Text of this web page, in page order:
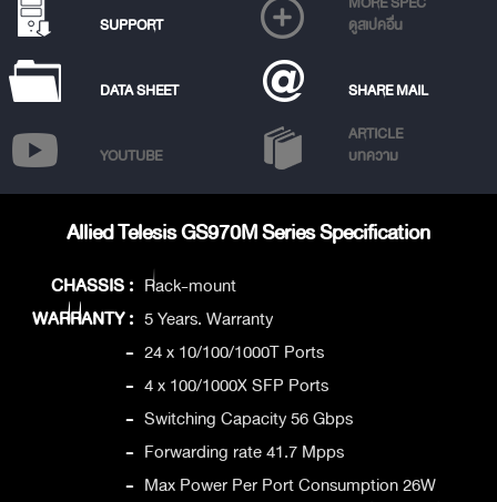
SUPPORT
ดูสเปคอื่น
DATA SHEET SHARE MAIL
YOUTUBE
ARTICLE
บทความ
Allied Telesis GS970M Series Specification
CHASSIS : Rack-mount
WARRANTY : 5 Years. Warranty
- 24 x 10/100/1000T Ports
- 4 x 100/1000X SFP Ports
- Switching Capacity 56 Gbps
- Forwarding rate 41.7 Mpps
- Max Power Per Port Consumption 26W